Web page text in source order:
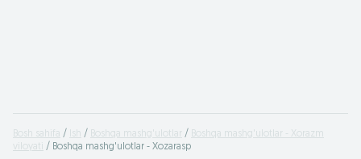
Bosh sahifa Ish Boshqa mashg'ulotlar
Boshqa mashg'ulotlar - Xorazm
viloyati
Boshqa mashg'ulotlar - Xozarasp